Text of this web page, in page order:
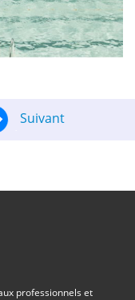
Suivant
professionnels et